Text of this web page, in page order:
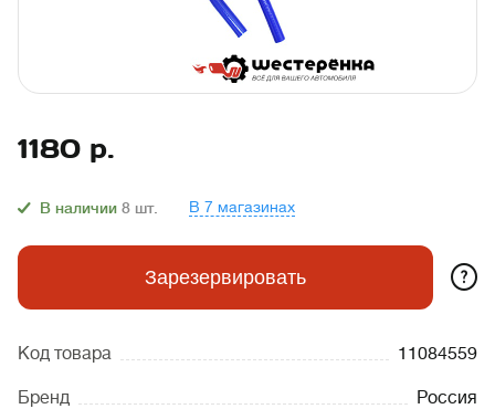
1180 р.
В наличии 8 шт. В 7 магазинах
Зарезервировать ?
Код товара 11084559
Бренд Россия